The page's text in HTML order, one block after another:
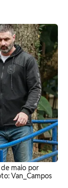
maio por
Van_Campos